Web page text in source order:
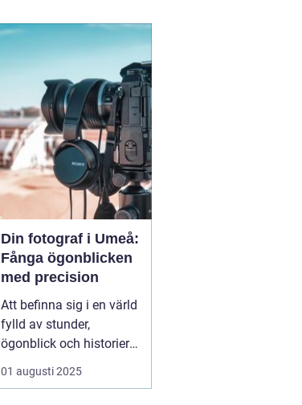
Östermalm erbjuder
många alternativ för att
få en ...
Din fotograf i Umeå:
Fånga ögonblicken
med precision
Att befinna sig i en värld
fylld av stunder,
ögonblick och historier
kan verkligen vara
magiskt, särskilt när
01 augusti 2025